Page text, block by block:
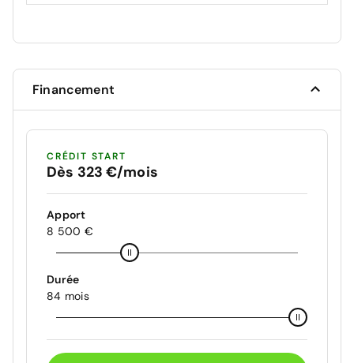
Financement
CRÉDIT START
Dès 323 €/mois
Apport
8 500 €
Durée
84 mois